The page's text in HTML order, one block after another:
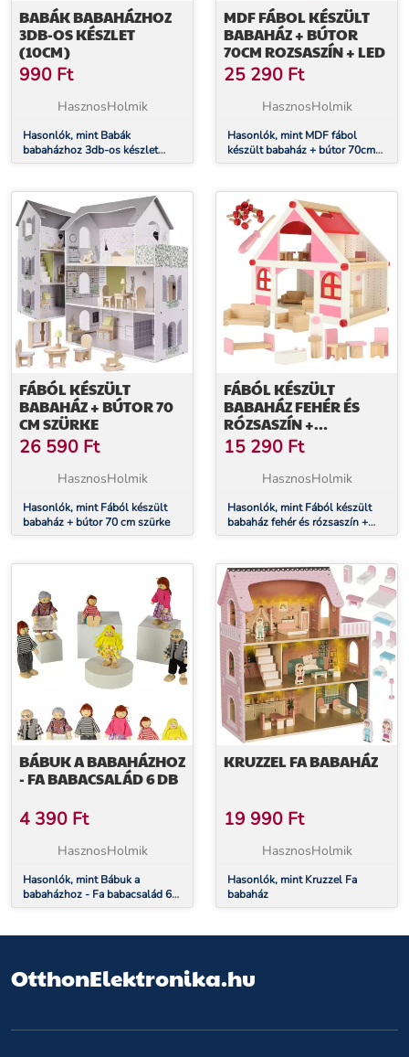
BABÁK BABAHÁZHOZ
3DB-OS KÉSZLET
(10CM)
990 Ft
HasznosHolmik
Hasonlók, mint Babák
babaházhoz 3db-os készlet
(10cm)
MDF FÁBOL KÉSZÜLT
BABAHÁZ + BÚTOR
70CM ROZSASZÍN + LED
25 290 Ft
HasznosHolmik
Hasonlók, mint MDF fábol
készült babaház + bútor 70cm
rozsaszín + LED
FÁBÓL KÉSZÜLT
BABAHÁZ + BÚTOR 70
CM SZÜRKE
26 590 Ft
HasznosHolmik
Hasonlók, mint Fából készült
babaház + bútor 70 cm szürke
FÁBÓL KÉSZÜLT
BABAHÁZ FEHÉR ÉS
RÓZSASZÍN +
BÚTOROK 36CM
15 290 Ft
HasznosHolmik
Hasonlók, mint Fából készült
babaház fehér és rózsaszín +
bútorok 36cm
BÁBUK A BABAHÁZHOZ
- FA BABACSALÁD 6 DB
4 390 Ft
HasznosHolmik
Hasonlók, mint Bábuk a
babaházhoz - Fa babacsalád 6
db
KRUZZEL FA BABAHÁZ
19 990 Ft
HasznosHolmik
Hasonlók, mint Kruzzel Fa
babaház
OtthonElektronika.hu